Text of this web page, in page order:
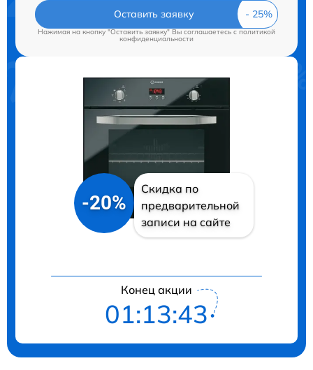
Оставить заявку
Нажимая на кнопку "Оставить заявку" Вы соглашаетесь cполитикой
конфиденциальности
-20%
Скидка по
предварительной
записи на сайте
Конец акции
01:13:42